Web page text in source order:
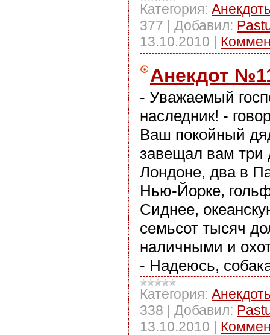
Категория:
377 | Добавил:
13.10.2010 |
Анекдот
- Уважаемый
наследник! -
Ваш покойный
завещал вам три
Лондоне, два в
Нью-Йорке,
Сиднее,
семьсот тысяч
наличными и
- Надеюсь,
Категория:
338 | Добавил:
13.10.2010 |